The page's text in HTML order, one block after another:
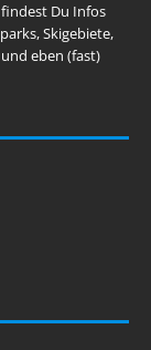
Du Infos
Skigebiete,
eben (fast)